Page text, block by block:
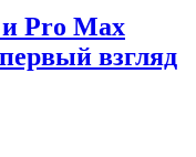
Pro Max
взгляд